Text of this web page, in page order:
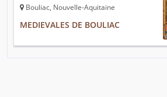
Bouliac, Nouvelle-Aquitaine
MEDIEVALES DE BOULIAC